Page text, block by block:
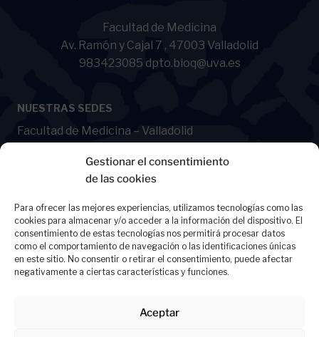
Gestionar el consentimiento
de las cookies
Para ofrecer las mejores experiencias, utilizamos tecnologías como las
cookies para almacenar y/o acceder a la información del dispositivo. El
consentimiento de estas tecnologías nos permitirá procesar datos
como el comportamiento de navegación o las identificaciones únicas
en este sitio. No consentir o retirar el consentimiento, puede afectar
negativamente a ciertas características y funciones.
Aceptar
Facultad de Medicina
Av. Ramón y Cajal 7 , 47003 Valladolid
983423085 dpto.bioq@uva.es
NUESTRAS SEDES
Facultad de Medicina – Valladolid